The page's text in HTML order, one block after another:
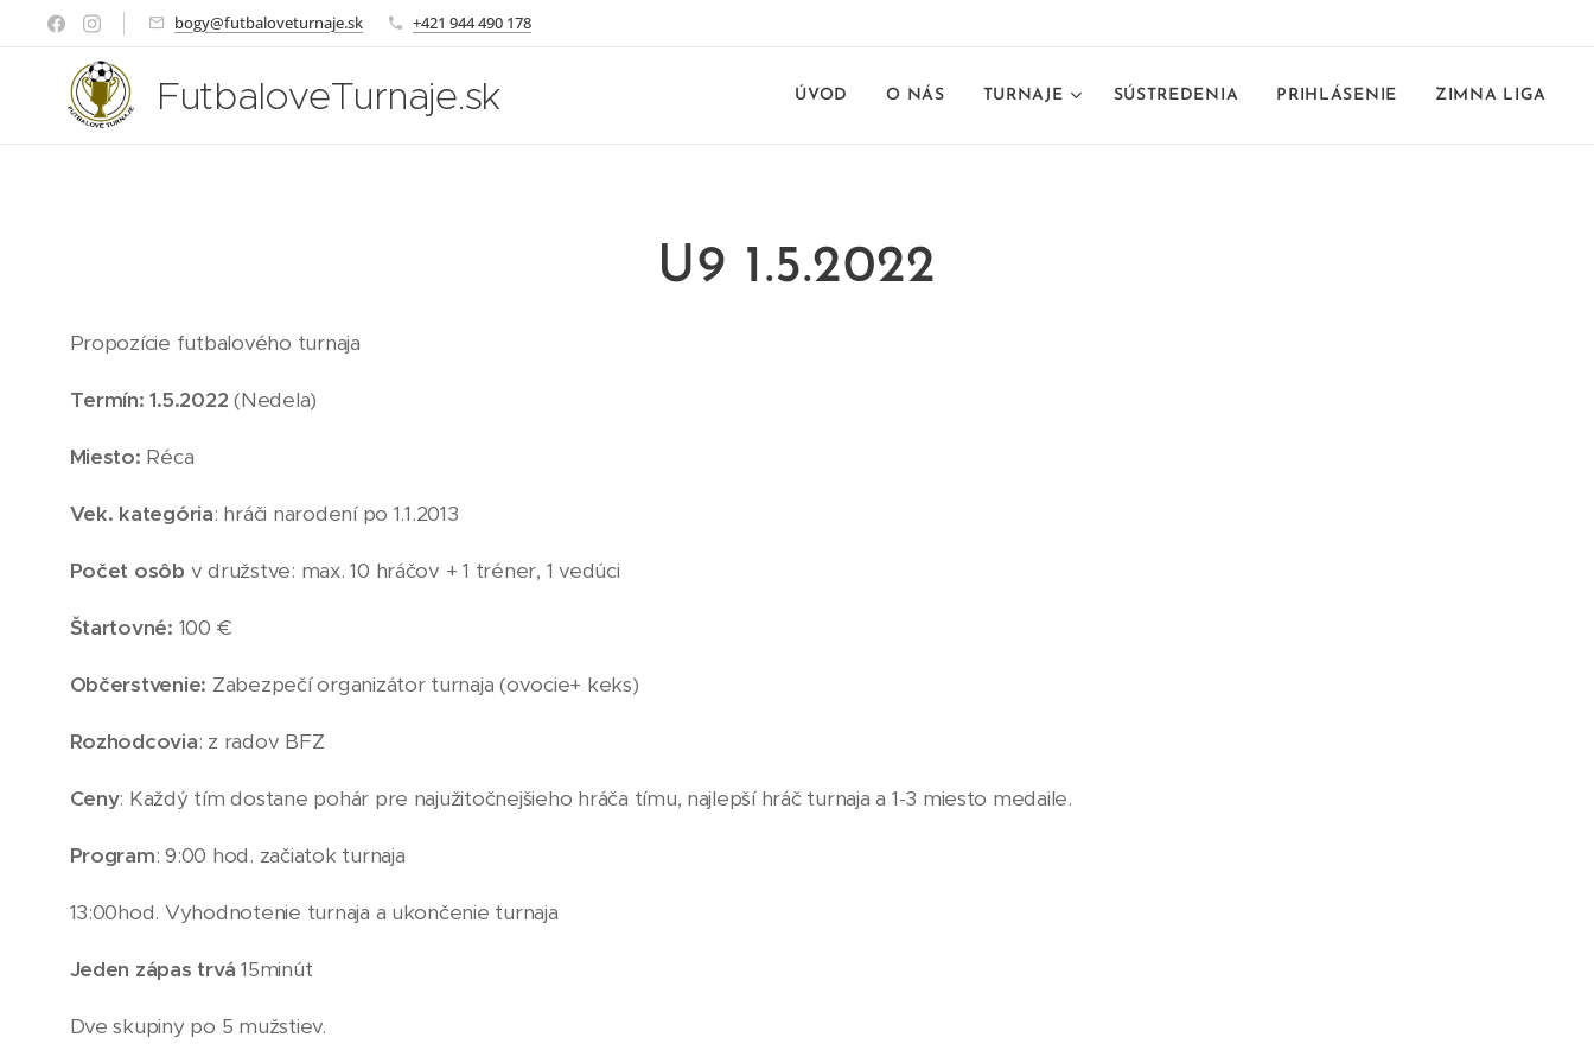
bogy@futbaloveturnaje.sk +421 944 490 178
FutbaloveTurnaje.sk ÚVOD O NÁS TURNAJE SÚSTREDENIA PRIHLÁSENIE ZIMNA LIGA
U9 1.5.2022
Propozície futbalového turnaja
Termín: 1.5.2022(Nedela)
Miesto: Réca
Vek. kategória: hráči narodení po 1.1.2013
Počet osôb v družstve: max. 10 hráčov + 1 tréner, 1 vedúci
Štartovné: 100 €
Občerstvenie: Zabezpečí organizátor turnaja (ovocie+ keks)
Rozhodcovia: z radov BFZ
Ceny: Každý tím dostane pohár pre najužitočnejšieho hráča tímu, najlepší hráč turnaja a 1-3 miesto medaile.
Program: 9:00 hod. začiatok turnaja
13:00hod. Vyhodnotenie turnaja a ukončenie turnaja
Jeden zápas trvá 15minút
Dve skupiny po 5 mužstiev.